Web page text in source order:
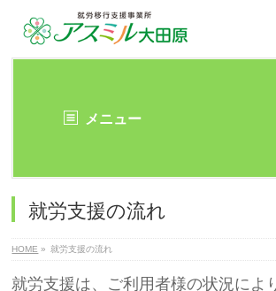
メニュー
就労支援の流れ
HOME » 就労支援の流れ
就労支援は、ご利用者様の状況によ